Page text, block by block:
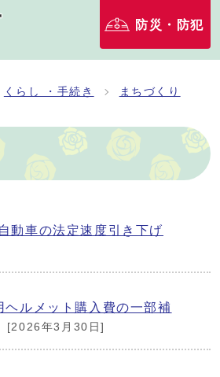
防災・防犯
くらし ・手続き まちづくり
動車の法定速度引き下げ
ヘルメット購入費の一部補
[2026年3月30日]